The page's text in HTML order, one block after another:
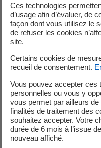
aides.
Le chauffe-eau
accumulation
Le chauffe-eau
ballon d’eau chaude) est
l’installation mais la
compose d’un réservoir
Le principal avantage
pendant que l'électricité
Ces technologies
d’usage afin d’évaluer, de
façon dont vous utilisez le
de refuser les cookies
site.
Certains cookies de
recueil de consentement.
Vous pouvez accepter ces
personnelles ou vous y
vous permet par ailleurs
finalités de traitement des
souhaitez accepter. Votre
durée de 6 mois à l’issue
nouveau affiché.